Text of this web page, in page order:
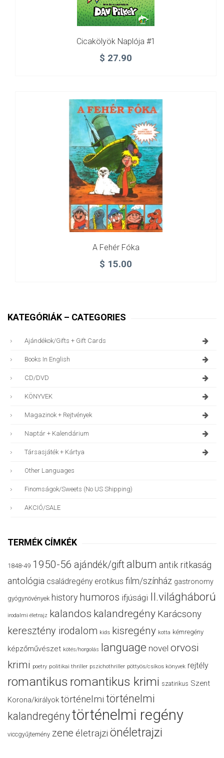
Cicakölyök Naplója #1
$ 27.90
A Fehér Fóka
$ 15.00
KATEGÓRIÁK – CATEGORIES
Ajándékok/gifts + Gift Cards
Books In English
CD/DVD
KÖNYVEK
Magazinok + Rejtvények
Naptár + Kalendárium
Társasjáték + Kártya
Other Languages
Finomságok/sweets (no US Shipping)
AKCIÓ/SALE
TERMÉK CÍMKÉK
1848-49 1950-56 ajándék/giftalbum antik ritkaság
antológia családregény erotikus film/színház gastronomy
gyógynövények history humoros ifjúsági II.világháború
irodalmi életrajz kalandos kalandregény Karácsony
keresztény irodalom kids kisregény kotta kémregény
képzőművészet kötés/horgolás language novel orvosi
krimi poetry politikai thriller pszichothriller pöttyös/csíkos könyvek rejtély
romantikus romantikus krimi szatirikus Szent
Korona/királyok történelmi történelmi
kalandregénytörténelmi regény
viccgyűjtemény zene életrajzi önéletrajzi